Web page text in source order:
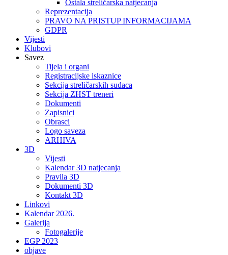
Ostala streličarska natjecanja
Reprezentacija
PRAVO NA PRISTUP INFORMACIJAMA
GDPR
Vijesti
Klubovi
Savez
Tijela i organi
Registracijske iskaznice
Sekcija streličarskih sudaca
Sekcija ZHST treneri
Dokumenti
Zapisnici
Obrasci
Logo saveza
ARHIVA
3D
Vijesti
Kalendar 3D natjecanja
Pravila 3D
Dokumenti 3D
Kontakt 3D
Linkovi
Kalendar 2026.
Galerija
Fotogalerije
EGP 2023
objave